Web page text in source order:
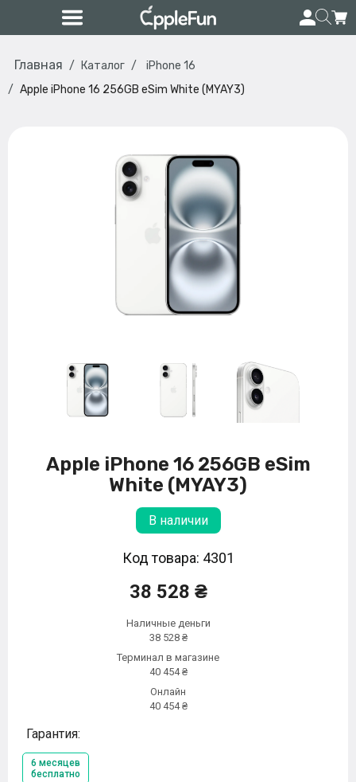
Главная Каталог
iPhone 16
Apple iPhone 16 256GB eSim White (MYAY3)
Apple iPhone 16 256GB eSim
White (MYAY3)
В наличии
Код товара: 4301
38 528 ₴
Наличные деньги
38 528 ₴
Терминал в магазине
40 454 ₴
Онлайн
40 454 ₴
Гарантия:
6 месяцев
бесплатно